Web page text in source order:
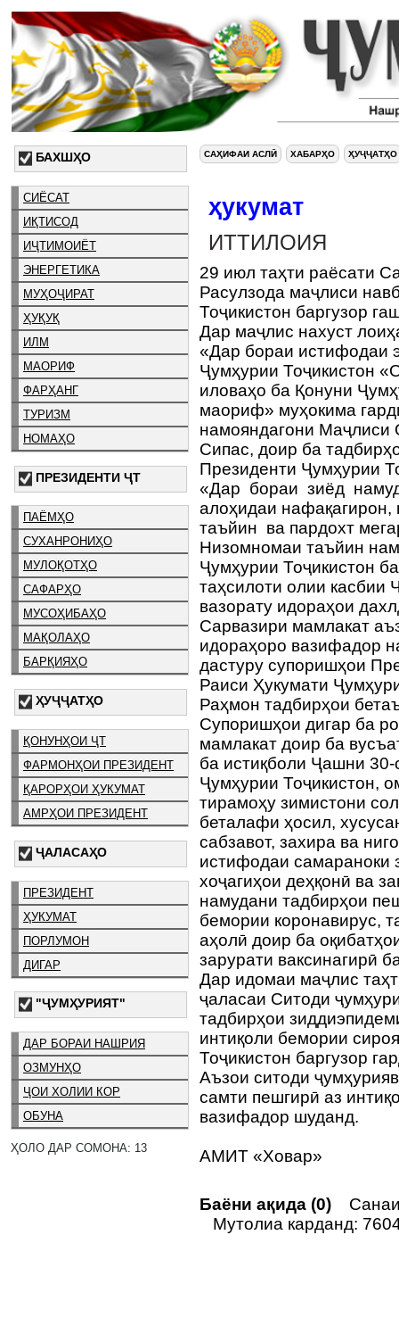
БАХШҲО
СИЁСАТ
ИҚТИСОД
ИҶТИМОИЁТ
ЭНЕРГЕТИКА
МУҲОҶИРАТ
ҲУҚУҚ
ИЛМ
МАОРИФ
ФАРҲАНГ
ТУРИЗМ
НОМАҲО
ПРЕЗИДЕНТИ ҶТ
ПАЁМҲО
СУХАНРОНИҲО
МУЛОҚОТҲО
САФАРҲО
МУСОҲИБАҲО
МАҚОЛАҲО
БАРҚИЯҲО
ҲУҶҶАТҲО
ҚОНУНҲОИ ҶТ
ФАРМОНҲОИ ПРЕЗИДЕНТ
ҚАРОРҲОИ ҲУКУМАТ
АМРҲОИ ПРЕЗИДЕНТ
ҶАЛАСАҲО
ПРЕЗИДЕНТ
ҲУКУМАТ
ПОРЛУМОН
ДИГАР
"ҶУМҲУРИЯТ"
ДАР БОРАИ НАШРИЯ
ОЗМУНҲО
ҶОИ ХОЛИИ КОР
ОБУНА
ҲОЛО ДАР СОМОНА: 13
САҲИФАИ АСЛӢ ХАБАРҲО ҲУҶҶАТҲО
ҳукумат
ИТТИЛОИЯ
29 июл таҳти раёсати
Расулзода маҷлиси
Тоҷикистон баргузор
Дар маҷлис нахуст
«Дар бораи истифодаи
Ҷумҳурии Тоҷикистон
иловаҳо ба Қонуни
маориф» муҳокима
намояндагони Маҷлиси
Сипас, доир ба
Президенти Ҷумҳурии
«Дар бораи зиёд
алоҳидаи
таъйин ва пардохт
Низомномаи таъйин
Ҷумҳурии Тоҷикистон
таҳсилоти олии касбии
вазорату идораҳои
Сарвазири мамлакат
идораҳоро вазифадор
дастуру супоришҳои
Раиси Ҳукумати
Раҳмон тадбирҳои
Супоришҳои дигар ба
мамлакат доир ба
ба истиқболи Ҷашни 30-
Ҷумҳурии Тоҷикистон,
тирамоҳу зимистони
беталафи ҳосил,
сабзавот, захира ва
истифодаи самараноки
хоҷагиҳои деҳқонӣ ва
намудани тадбирҳои
бемории коронавирус,
аҳолӣ доир ба
зарурати ваксинагирӣ
Дар идомаи маҷлис
ҷаласаи Ситоди
тадбирҳои
интиқоли бемории
Тоҷикистон баргузор
Аъзои ситоди
самти пешгирӣ аз
вазифадор шуданд.
АМИТ «Ховар»
Баёни ақида (0)
Мутолиа карданд: